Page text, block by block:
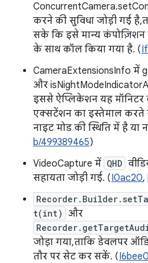
करने की सुविधा जोड़ी गई है,
सके कि इसे मान्य कंपोज़िशन
के साथ कॉल किया गया है. (
CameraExtensionsInfo में
और
इससे ऐप्लिकेशन यह मॉनिटर
एक्सटेंशन का इस्तेमाल करते
नाइट मोड की स्थिति में है या
b/499389465)
VideoCapture में QHD
सहायता जोड़ी गई. (I0ac20,
t(int) और
जोड़ा गया, ताकि डेवलपर
तौर पर सेट कर सकें. (I6bee0